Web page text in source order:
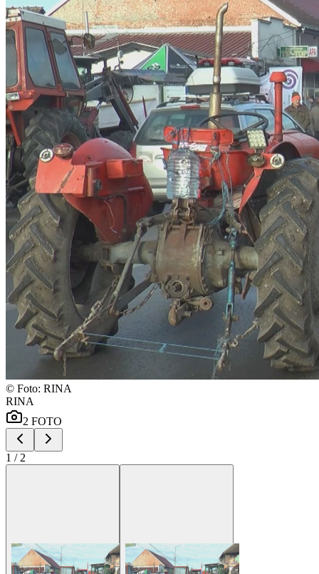
© Foto: RINA
RINA
2 FOTO
1 / 2